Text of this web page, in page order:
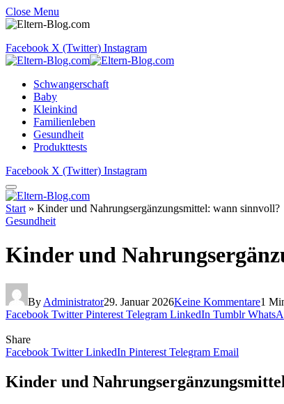
Close Menu
Facebook X (Twitter) Instagram
Schwangerschaft
Baby
Kleinkind
Familienleben
Gesundheit
Produkttests
Facebook X (Twitter) Instagram
Start » Kinder und Nahrungsergänzungsmittel: wann sinnvoll?
Gesundheit
Kinder und
By Administrator29. Januar 2026Keine Kommentare1
Facebook Twitter Pinterest Telegram LinkedIn Tumblr
Share
Facebook Twitter LinkedIn Pinterest Telegram Email
Kinder und